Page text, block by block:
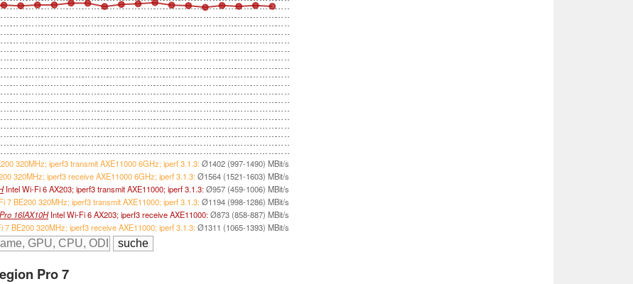
320MHz; iperf3 transmit AXE11000 6GHz; iperf 3.1.3:Ø1402 (997-1490) MBit/s
320MHz; iperf3 receive AXE11000 6GHz; iperf 3.1.3:Ø1564 (1521-1603) MBit/s
Intel Wi-Fi 6 AX203; iperf3 transmit AXE11000; iperf 3.1.3:Ø957 (459-1006) MBit/s
7 BE200 320MHz; iperf3 transmit AXE11000; iperf 3.1.3:Ø1194 (998-1286) MBit/s
16IAX10HIntel Wi-Fi 6 AX203; iperf3 receive AXE11000:Ø873 (858-887) MBit/s
7 BE200 320MHz; iperf3 receive AXE11000; iperf 3.1.3:Ø1311 (1065-1393) MBit/s
Pro 7